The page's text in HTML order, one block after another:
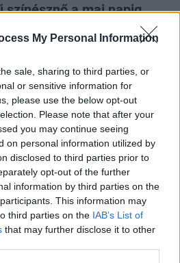
My Personal Information
sale, sharing to third parties, or
or sensitive information for
please use the below opt-out
Please note that after your
you may continue seeing
on personal information utilized by
disclosed to third parties prior to
opt-out of the further
information by third parties on the
This information may
third parties on the IAB’s List of
that may further disclose it to other
színésznő a mai napig
a kamerák előtt, mint
még aVogue címlapjain
származású Kruger a
Gurung összeállításban
estélyi ruhát
melyhez a tervező
és ékszereket viselt. És,
tisztelgés a dizájner
kapta őt és együtt
a bálozó tömegbe.
hány pontos Diane